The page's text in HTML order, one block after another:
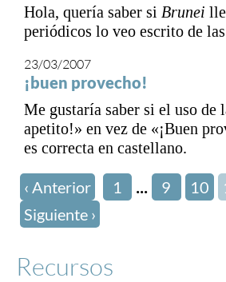
Hola, quería saber si Brunei
periódicos lo veo escrito de
23/03/2007
¡buen provecho!
Me gustaría saber si el uso de
apetito!» en vez de «¡Buen
es correcta en castellano.
‹ Anterior 1 ... 9 10
Siguiente ›
Recursos